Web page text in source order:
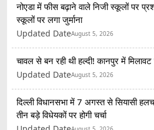
नोएडा में फीस बढ़ाने वाले निजी स्कूलों पर
स्कूलों पर लगा जुर्माना
Updated DateAugust 5, 2026
चावल से बन रही थी हल्दी! कानपुर में
Updated DateAugust 5, 2026
दिल्ली विधानसभा में 7 अगस्त से सियासी
तीन बड़े विधेयकों पर होगी चर्चा